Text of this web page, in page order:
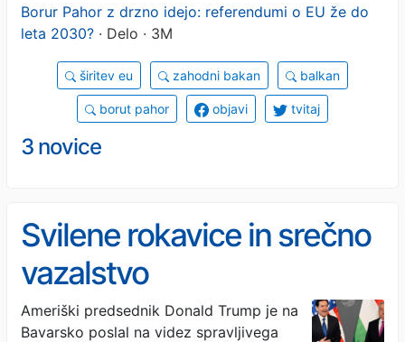
Borur Pahor z drzno idejo: referendumi o EU že do
leta 2030? · Delo · 3M
širitev eu zahodni bakan balkan
borut pahor objavi tvitaj
3 novice
Svilene rokavice in srečno
vazalstvo
Ameriški predsednik Donald Trump je na
Bavarsko poslal na videz spravljivega